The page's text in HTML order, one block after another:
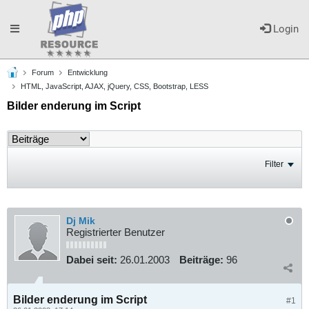
Login
Toggle
navigation
Forum
Entwicklung
HTML, JavaScript, AJAX, jQuery, CSS, Bootstrap, LESS
Bilder enderung im Script
Filter
Dj Mik
Registrierter Benutzer
Dabei seit: 26.01.2003 Beiträge: 96
#1
Bilder enderung im Script